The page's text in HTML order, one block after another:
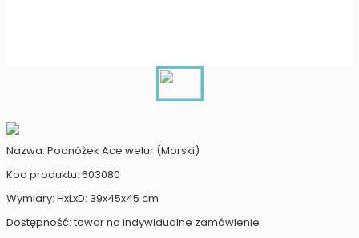
Nazwa: Podnóżek Ace welur (Morski)
Kod produktu: 603080
Wymiary: HxLxD: 39x45x45 cm
Dostępność: towar na indywidualne zamówienie